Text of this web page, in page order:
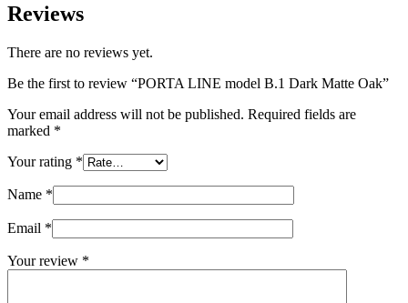
Reviews
There are no reviews yet.
Be the first to review “PORTA LINE model B.1 Dark Matte Oak”
Your email address will not be published. Required fields are
marked *
Your rating *
Name *
Email *
Your review *